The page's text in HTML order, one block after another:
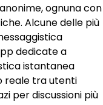
ognuna con
Alcune delle più
dedicate a
istantanea
reale tra utenti
per discussioni più